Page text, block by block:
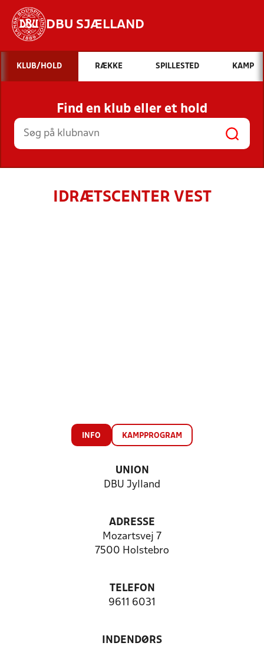
DBU SJÆLLAND
Hvad vil du søge efter?
INDHOLD OG NYHEDER
STILLINGER, RESULTATER, KLUBBER OG
HOLD
KLUB/HOLD RÆKKE SPILLESTED KAMP
Find en klub eller et hold
IDRÆTSCENTER VEST
INFO KAMPPROGRAM
UNION
DBU Jylland
ADRESSE
Mozartsvej 7
7500 Holstebro
TELEFON
9611 6031
INDENDØRS